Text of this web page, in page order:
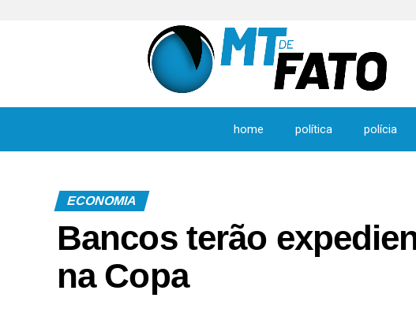
home política polícia
ECONOMIA
Bancos terão
na Copa